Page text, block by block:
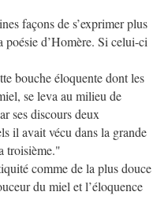
façons de s’exprimer plus
poésie d’Homère. Si celui-ci
bouche éloquente dont les
se leva au milieu de
ses discours deux
il avait vécu dans la grande
troisième."
comme de la plus douce
du miel et l’éloquence